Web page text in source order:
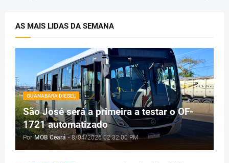
AS MAIS LIDAS DA SEMANA
GUANABARA DIESEL
São José será a primeira a testar o OF-
1721 automatizado
Por MOB Ceará - 8/04/2026 02:32:00 PM